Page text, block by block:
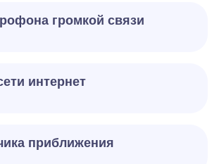
громкой связи
интернет
приближения